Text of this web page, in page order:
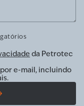
da Petrotec
e-mail, incluindo